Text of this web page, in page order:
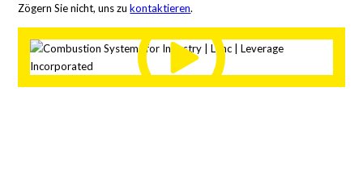
Zögern Sie nicht, uns zukontaktieren.